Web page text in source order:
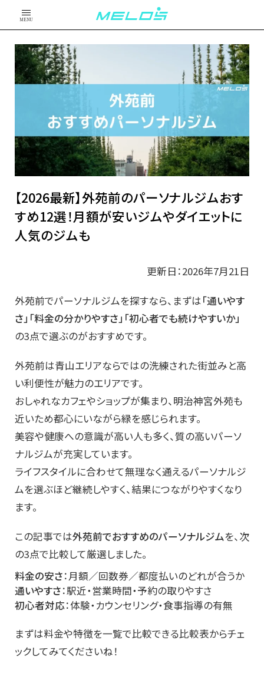
MENU
【2026最新】外苑前のパーソナルジムおす
すめ12選！月額が安いジムやダイエットに
人気のジムも
更新日：2026年7月21日
外苑前でパーソナルジムを探すなら、まずは「通いやす
さ」「料金の分かりやすさ」「初心者でも続けやすいか」
の3点で選ぶのがおすすめです。
外苑前は青山エリアならではの洗練された街並みと高
い利便性が魅力のエリアです。
おしゃれなカフェやショップが集まり、明治神宮外苑も
近いため都心にいながら緑を感じられます。
美容や健康への意識が高い人も多く、質の高いパーソ
ナルジムが充実しています。
ライフスタイルに合わせて無理なく通えるパーソナルジ
ムを選ぶほど継続しやすく、結果につながりやすくなり
ます。
この記事では外苑前でおすすめのパーソナルジムを、次
の3点で比較して厳選しました。
料金の安さ：月額／回数券／都度払いのどれが合うか
通いやすさ：駅近・営業時間・予約の取りやすさ
初心者対応：体験・カウンセリング・食事指導の有無
まずは料金や特徴を一覧で比較できる比較表からチェ
ックしてみてくださいね！